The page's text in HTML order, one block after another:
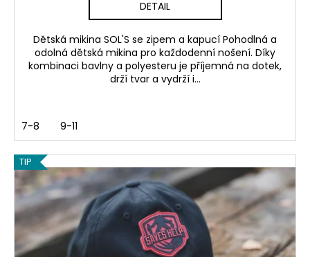
DETAIL
Dětská mikina SOL'S se zipem a kapucí Pohodlná a
odolná dětská mikina pro každodenní nošení. Díky
kombinaci bavlny a polyesteru je příjemná na dotek,
drží tvar a vydrží i...
7-8 9-11
TIP